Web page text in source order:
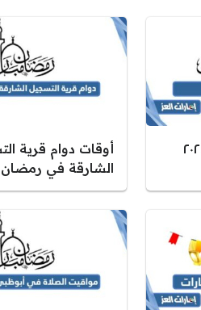
رمضان ٢٠٢٥
أوقات دوام قرية
الشارقة في رمضان 2025